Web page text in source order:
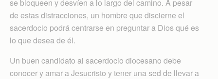
se bloqueen y desvíen a lo largo del camino. A pesar
de estas distracciones, un hombre que discierne el
sacerdocio podrá centrarse en preguntar a Dios qué es
lo que desea de él.
Un buen candidato al sacerdocio diocesano debe
conocer y amar a Jesucristo y tener una sed de llevar a